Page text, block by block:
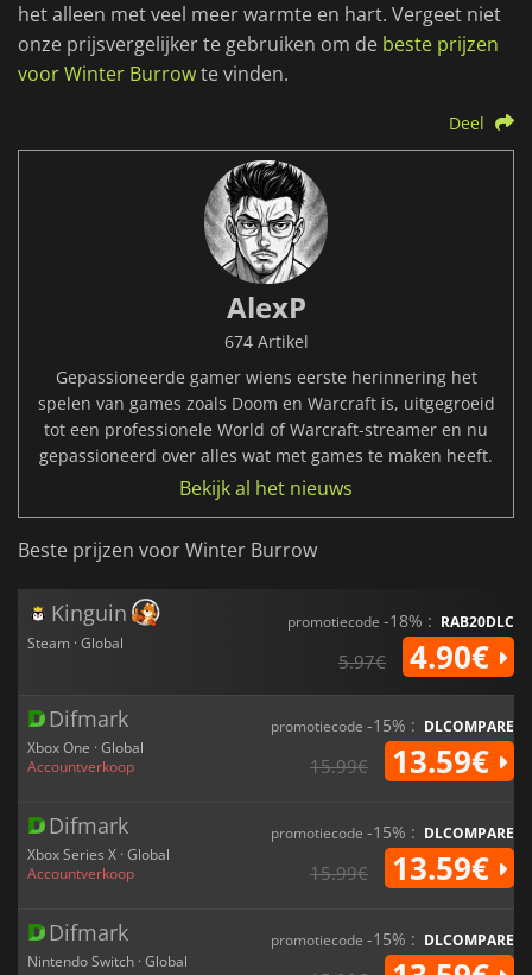
het alleen met veel meer warmte en hart. Vergeet niet
onze prijsvergelijker te gebruiken om de beste prijzen
voor Winter Burrowte vinden.
Deel
AlexP
674 Artikel
Gepassioneerde gamer wiens eerste herinnering het
spelen van games zoals Doom en Warcraft is, uitgegroeid
tot een professionele World of Warcraft-streamer en nu
gepassioneerd over alles wat met games te maken heeft.
Bekijk al het nieuws
Beste prijzen voor Winter Burrow
Kinguin
Steam · Global
promotiecode -18% : RAB20DLC
5.97€ 4.90€
Difmark
Xbox One · Global
Accountverkoop
promotiecode -15% : DLCOMPARE
15.99€ 13.59€
Difmark
Xbox Series X · Global
Accountverkoop
promotiecode -15% : DLCOMPARE
15.99€ 13.59€
Difmark
Nintendo Switch · Global
promotiecode -15% : DLCOMPARE